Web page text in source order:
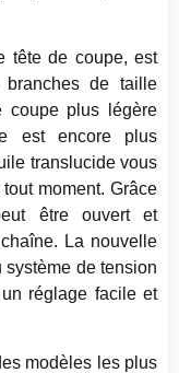
tête de coupe, est
de taille
coupe plus légère
est encore plus
translucide vous
moment. Grâce
être ouvert et
La nouvelle
de tension
réglage facile et
modèles les plus